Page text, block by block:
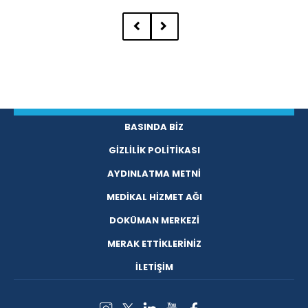
BASINDA BİZ
GİZLİLİK POLİTİKASI
AYDINLATMA METNİ
MEDİKAL HİZMET AĞI
DOKÜMAN MERKEZİ
MERAK ETTİKLERİNİZ
İLETİŞİM